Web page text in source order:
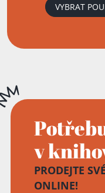
VYBRAT
v
PRODEJTE
ONLINE!